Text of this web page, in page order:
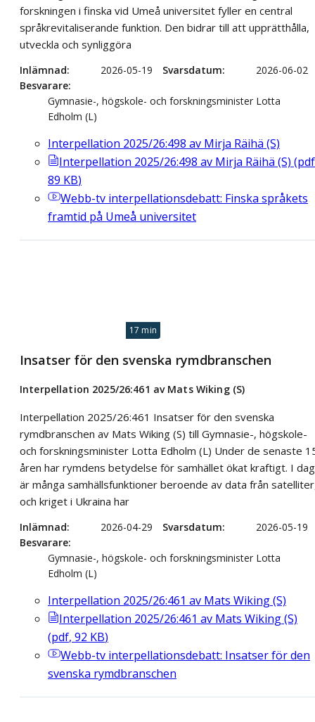
forskningen i finska vid Umeå universitet fyller en central
språkrevitaliserande funktion. Den bidrar till att upprätthålla,
utveckla och synliggöra
Inlämnad 2026-05-19 Svarsdatum
2026-06-02
Besvarare
Gymnasie-, högskole- och forskningsminister Lotta
Edholm (L)
Interpellation 2025/26:498 av Mirja Räihä (S)
Interpellation 2025/26:498 av Mirja Räihä (S) (pdf
89 KB)
Webb-tv interpellationsdebatt: Finska språkets
framtid på Umeå universitet
17 min
Insatser för den svenska rymdbranschen
Interpellation 2025/26:461 av Mats Wiking (S)
Interpellation 2025/26:461 Insatser för den svenska
rymdbranschen av Mats Wiking (S) till Gymnasie-, högskole-
och forskningsminister Lotta Edholm (L) Under de senaste
åren har rymdens betydelse för samhället ökat kraftigt. I dag
är många samhällsfunktioner beroende av data från
och kriget i Ukraina har
Inlämnad 2026-04-29 Svarsdatum
2026-05-19
Besvarare
Gymnasie-, högskole- och forskningsminister Lotta
Edholm (L)
Interpellation 2025/26:461 av Mats Wiking (S)
Interpellation 2025/26:461 av Mats Wiking (S)
(pdf, 92 KB)
Webb-tv interpellationsdebatt: Insatser för den
svenska rymdbranschen